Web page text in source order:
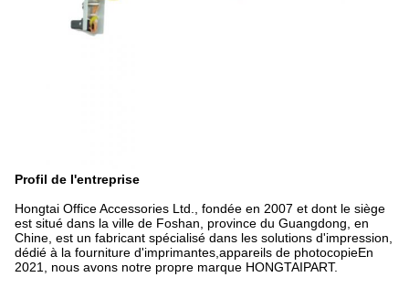
Profil de l'entreprise
Hongtai Office Accessories Ltd., fondée en 2007 et dont le siège
est situé dans la ville de Foshan, province du Guangdong, en
Chine, est un fabricant spécialisé dans les solutions d'impression,
dédié à la fourniture d'imprimantes,appareils de photocopieEn
2021, nous avons notre propre marque HONGTAIPART.